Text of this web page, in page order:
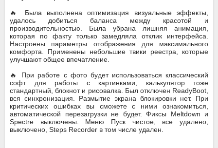
🔥 Была выполнена оптимизация визуальные эффекты,
удалось добиться баланса между красотой и
производительностью. Была убрана лишняя анимация,
которая по факту только замедляла отклик интерфейса.
Настроены параметры отображения для максимального
комфорта. Применены небольшие твики реестра, которые
улучшают общее впечатление.
🔥 При работе с фото будет использоваться классический
софт для работы с картинками, калькулятор тоже
стандартный, блокнот и рисовалка. Был отключен ReadyBoot,
вся синхронизация. Размытие экрана блокировки нет. При
критических ошибках вы сможете с ними ознакомиться,
автоматической перезагрузки не будет. Фиксы Meltdown и
Spectre выключены. Меню Пуск чистое, все удалено,
выключено, Steps Recorder в том числе удален.